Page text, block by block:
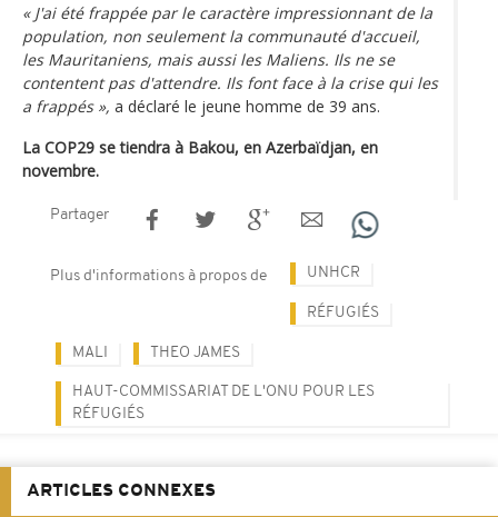
« J'ai été frappée par le caractère impressionnant de la
population, non seulement la communauté d'accueil,
les Mauritaniens, mais aussi les Maliens. Ils ne se
contentent pas d'attendre. Ils font face à la crise qui les
a frappés », a déclaré le jeune homme de 39 ans.
La COP29 se tiendra à Bakou, en Azerbaïdjan, en
novembre.
Partager
Plus d'informations à propos de UNHCR
RÉFUGIÉS
MALI THEO JAMES
HAUT-COMMISSARIAT DE L'ONU POUR LES
RÉFUGIÉS
ARTICLES CONNEXES